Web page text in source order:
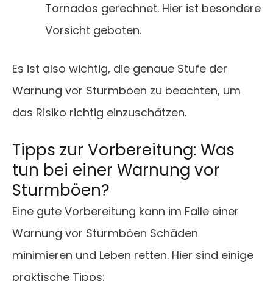
Tornados gerechnet. Hier ist besondere
Vorsicht geboten.
Es ist also wichtig, die genaue Stufe der
Warnung vor Sturmböen zu beachten, um
das Risiko richtig einzuschätzen.
Tipps zur Vorbereitung: Was
tun bei einer Warnung vor
Sturmböen?
Eine gute Vorbereitung kann im Falle einer
Warnung vor Sturmböen Schäden
minimieren und Leben retten. Hier sind einige
praktische Tipps: